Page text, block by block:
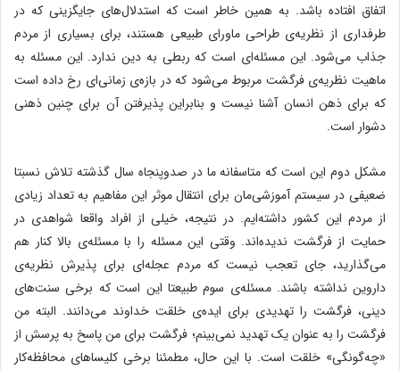
اتفاق افتاده باشد. به همین خاطر است که استدلال‌های جایگزینی که در
طرفداری از نظریه‌ی طراحی ماورای طبیعی هستند، برای بسیاری از مردم
جذاب می‌شود. این مسئله‌ای است که ربطی به دین ندارد. این مسئله به
ماهیت نظریه‌ی فرگشت مربوط می‌شود که در بازه‌ی زمانی‌ای رخ داده است
که برای ذهن انسان آشنا نیست و بنابراین پذیرفتن آن برای چنین ذهنی
دشوار است.
مشکل دوم این است که متاسفانه ما در صدوپنجاه سال گذشته تلاش نسبتا
ضعیفی در سیستم آموزشی‌مان برای انتقال موثر این مفاهیم به تعداد زیادی
از مردم این کشور داشته‌ایم. در نتیجه، خیلی از افراد واقعا شواهدی در
حمایت از فرگشت ندیده‌اند. وقتی این مسئله را با مسئله‌ی بالا کنار هم
می‌گذارید، جای تعجب نیست که مردم عجله‌ای برای پذیرش نظریه‌ی
داروین نداشته باشند. مسئله‌ی سوم طبیعتا این است که برخی سنت‌های
دینی، فرگشت را تهدیدی برای ایده‌ی خلقت خداوند می‌دانند. البته من
فرگشت را به عنوان یک تهدید نمی‌بینم؛ فرگشت برای من پاسخ به پرسش از
«چه‌گونگی» خلقت است. با این حال، مطمئنا برخی کلیساهای محافظه‌کار